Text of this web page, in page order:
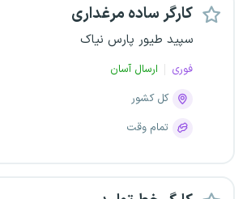
کارگر ساده مرغداری
سپید طیور پارس نیاک
فوری
ارسال آسان
کل کشور
تمام وقت